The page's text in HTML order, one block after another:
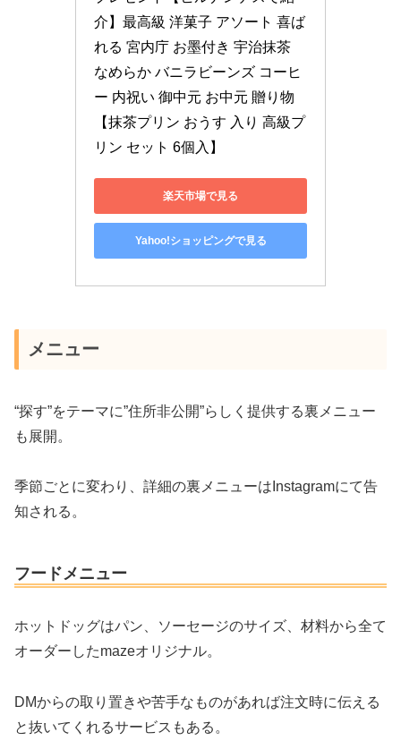
介】最高級 洋菓子 アソート 喜ば
れる 宮内庁 お墨付き 宇治抹茶
なめらか バニラビーンズ コーヒ
ー 内祝い 御中元 お中元 贈り物
【抹茶プリン おうす 入り 高級プ
リン セット 6個入】
楽天市場で見る
Yahoo!ショッピングで見る
メニュー
“探す”をテーマに”住所非公開”らしく提供する裏メニュー
も展開。
季節ごとに変わり、詳細の裏メニューはInstagramにて告
知される。
フードメニュー
ホットドッグはパン、ソーセージのサイズ、材料から全て
オーダーしたmazeオリジナル。
DMからの取り置きや苦手なものがあれば注文時に伝える
と抜いてくれるサービスもある。